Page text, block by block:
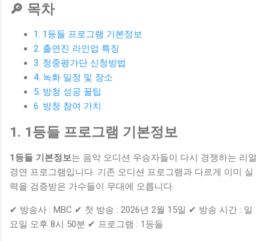
🔎 목차
1. 1등들 프로그램 기본정보
2. 출연진 라인업 특징
3. 청중평가단 신청방법
4. 녹화 일정 및 장소
5. 방청 성공 꿀팁
6. 방청 참여 가치
1. 1등들 프로그램 기본정보
1등들 기본정보는 음악 오디션 우승자들이 다시 경쟁하는 리얼
경연 프로그램입니다. 기존 오디션 프로그램과 다르게 이미 실
력을 검증받은 가수들이 무대에 오릅니다.
✔ 방송사 : MBC ✔ 첫 방송 : 2026년 2월 15일 ✔ 방송 시간 : 일
요일 오후 8시 50분 ✔ 프로그램 : 1등들